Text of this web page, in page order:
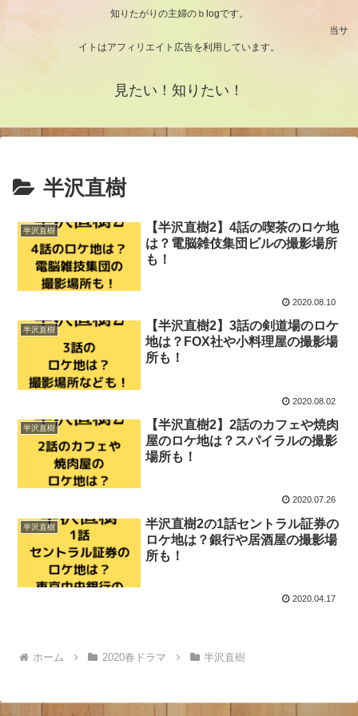
知りたがりの主婦のｂlogです。
当サ
イトはアフィリエイト広告を利用しています。
見たい！知りたい！
半沢直樹
半沢直樹
【半沢直樹2】4話の喫茶のロケ地
は？電脳雑伎集団ビルの撮影場所
も！
2020.08.10
半沢直樹
【半沢直樹2】3話の剣道場のロケ
地は？FOX社や小料理屋の撮影場
所も！
2020.08.02
半沢直樹
【半沢直樹2】2話のカフェや焼肉
屋のロケ地は？スパイラルの撮影
場所も！
2020.07.26
半沢直樹
半沢直樹2の1話セントラル証券の
ロケ地は？銀行や居酒屋の撮影場
所も！
2020.04.17
ホーム 2020春ドラマ 半沢直樹